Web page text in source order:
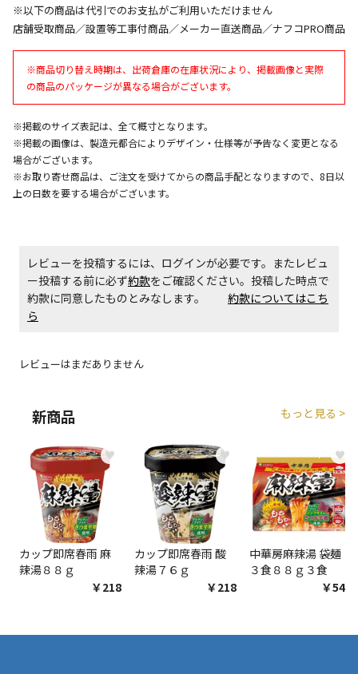
設置工事代金も含まれた商品です
お見積商品です。金額・施工日はお打ち合わせの上、
決定となります。
お見積商品です。金額・施工日はお打ち合わせの上、
決定となります。
商品購入個数ごとに送料がかかる商品です
※以下の商品は代引でのお支払がご利用いただけません
店舗受取商品／設置等工事付商品／メーカー直送商品／ナフコPRO商品
※商品切り替え時期は、出荷倉庫の在庫状況により、掲載画像と実際
の商品のパッケージが異なる場合がございます。
※掲載のサイズ表記は、全て概寸となります。
※掲載の画像は、製造元都合によりデザイン・仕様等が予告なく変更となる
場合がございます。
※お取り寄せ商品は、ご注文を受けてからの商品手配となりますので、8日以
上の日数を要する場合がございます。
レビューを投稿するには、ログインが必要です。またレビュ
ー投稿する前に必ず約款をご確認ください。投稿した時点で
約款に同意したものとみなします。 約款についてはこち
ら
レビューはまだありません
新商品 もっと見る >
♥
カップ即席春雨 麻
辣湯８８ｇ
￥218
♥
カップ即席春雨 酸
辣湯７６ｇ
￥218
♥
中華房麻辣湯 袋麺
３食８８ｇ３食
￥548